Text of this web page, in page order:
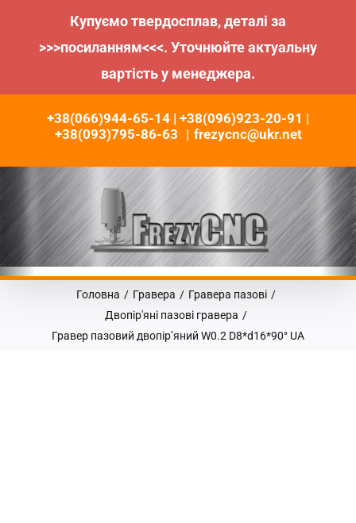
Купуємо твердосплав, деталі за
>>>посиланням<<<. Уточнюйте актуальну
вартість у менеджера.
+38(066)944-65-14 | +38(096)923-20-91 |
+38(093)795-86-63 | frezycnc@ukr.net
Головна / Гравера / Гравера пазові /
Двопір'яні пазові гравера /
Гравер пазовий двопір’яний W0.2 D8*d16*90° UA